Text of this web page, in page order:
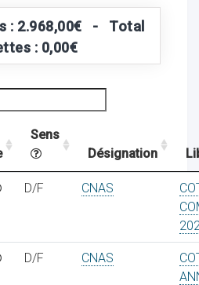
: 2.968,00€ - Total
: 0,00€
Sens
Désignation
D/F CNAS
D/F CNAS